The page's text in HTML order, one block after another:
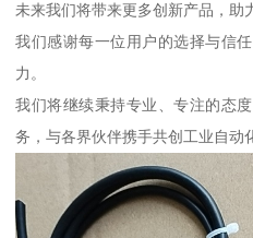
未来我们将带来更多创新产品，助
我们感谢每一位用户的选择与信
力。
我们将继续秉持专业、专注的态
务，与各界伙伴携手共创工业自动